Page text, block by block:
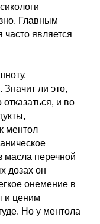
Главным
является
Значит ли это,
и во
ментол
масла перечной
дозах он
онемение в
и ценим
Но у ментола